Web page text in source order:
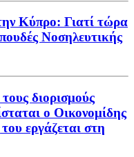
Κύπρο: Γιατί τώρα
Νοσηλευτικής
διορισμούς
ο Οικονομίδης
εργάζεται στη